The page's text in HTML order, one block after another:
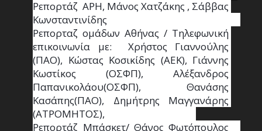
Ρεπορτάζ  ΑΡΗ, Μάνος Χατζάκης , Σάββας
Κωνσταντινίδης
Ρεπορταζ ομάδων Αθήνας / Τηλεφωνική
επικοινωνία με:  Χρήστος Γιαννούλης
(ΠΑΟ), Κώστας Κοσικίδης (ΑΕΚ), Γιάννης
Κωστίκος (ΟΣΦΠ), Αλέξανδρος
Παπανικολάου(ΟΣΦΠ), Θανάσης
Κασάπης(ΠΑΟ), Δημήτρης Μαγγανάρης
(ΑΤΡΟΜΗΤΟΣ),
Ρεπορτάζ Μπάσκετ/ Θάνος Φωτόπουλος